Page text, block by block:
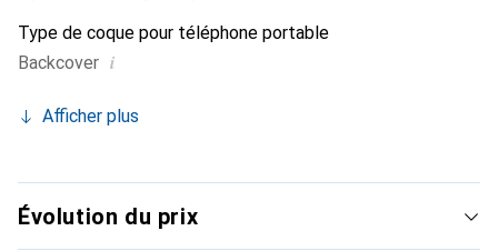
Type de coque pour téléphone portable
Backcover i
Afficher plus
Évolution du prix